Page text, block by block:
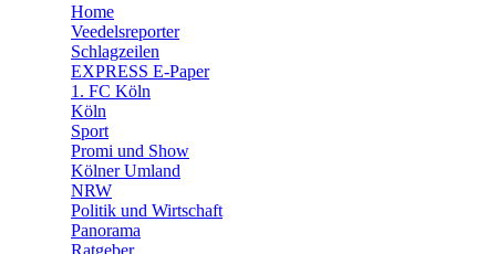
🛒 Shoppingwelt
Home
Veedelsreporter
Schlagzeilen
EXPRESS E-Paper
1. FC Köln
Köln
Sport
Promi und Show
Kölner Umland
NRW
Politik und Wirtschaft
Panorama
Ratgeber